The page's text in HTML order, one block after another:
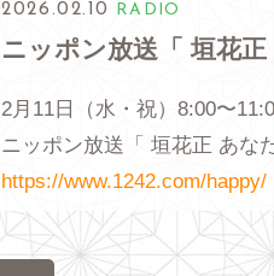
2026.02.10 RADIO
ニッポン放送「 垣花
2月11日（水・祝）8:00〜
ニッポン放送「 垣花正 あな
https://www.1242.com/happy/